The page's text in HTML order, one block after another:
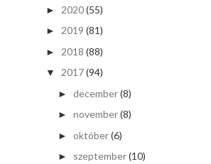
► 2020(55)
► 2019 (81)
► 2018 (88)
▼ 2017(94)
► december(8)
► november(8)
► október(6)
► szeptember(10)